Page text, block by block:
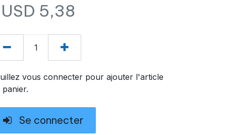
5,38
vous connecter pour ajouter l'article
panier.
Se connecter